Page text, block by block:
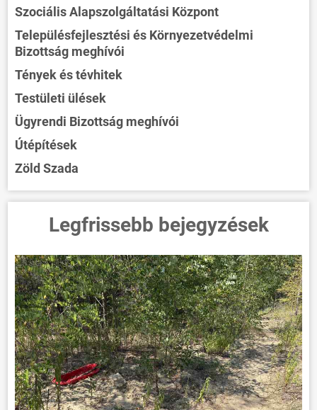
Szociális Alapszolgáltatási Központ
Településfejlesztési és Környezetvédelmi
Bizottság meghívói
Tények és tévhitek
Testületi ülések
Ügyrendi Bizottság meghívói
Útépítések
Zöld Szada
Legfrissebb bejegyzések